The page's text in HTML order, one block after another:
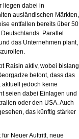
liegen dabei in
ausländischen Märkten,
entfallen bereits über 50
Parallel
das Unternehmen plant,
Raisin aktiv, wobei bislang
betont, dass das
aktuell jedoch keine
seien dabei Einlagen und
oder den USA. Auch
das künftig stärker
für Neuer Auftritt, neue